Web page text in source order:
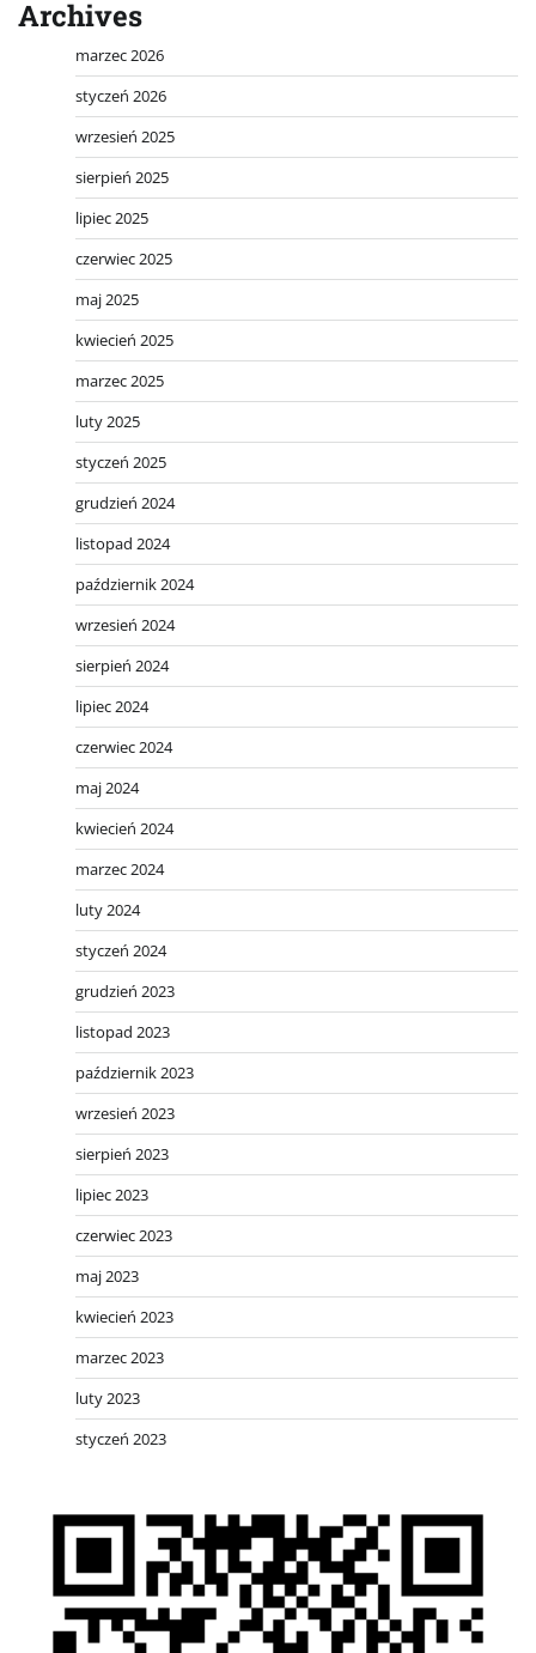
Archives
marzec 2026
styczeń 2026
wrzesień 2025
sierpień 2025
lipiec 2025
czerwiec 2025
maj 2025
kwiecień 2025
marzec 2025
luty 2025
styczeń 2025
grudzień 2024
listopad 2024
październik 2024
wrzesień 2024
sierpień 2024
lipiec 2024
czerwiec 2024
maj 2024
kwiecień 2024
marzec 2024
luty 2024
styczeń 2024
grudzień 2023
listopad 2023
październik 2023
wrzesień 2023
sierpień 2023
lipiec 2023
czerwiec 2023
maj 2023
kwiecień 2023
marzec 2023
luty 2023
styczeń 2023